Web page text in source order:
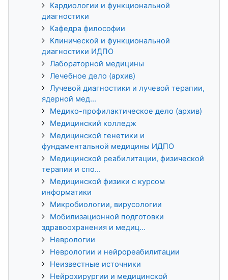
Кардиологии и функциональной
диагностики
Кафедра философии
Клинической и функциональной
диагностики ИДПО
Лабораторной медицины
Лечебное дело (архив)
Лучевой диагностики и лучевой терапии,
ядерной мед...
Медико-профилактическое дело (архив)
Медицинский колледж
Медицинской генетики и
фундаментальной медицины ИДПО
Медицинской реабилитации, физической
терапии и спо...
Медицинской физики с курсом
информатики
Микробиологии, вирусологии
Мобилизационной подготовки
здравоохранения и медиц...
Неврологии
Неврологии и нейрореабилитации
Неизвестные источники
Нейрохирургии и медицинской